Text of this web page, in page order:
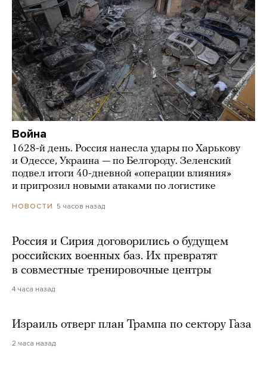
Война
1628-й день. Россия нанесла удары по Харькову
и Одессе, Украина — по Белгороду. Зеленский
подвел итоги 40-дневной «операции влияния»
и пригрозил новыми атаками по логистике
НОВОСТИ 5 часов назад
Россия и Сирия договорились о будущем
российских военных баз. Их превратят
в совместные тренировочные центры
4 часа назад
Израиль отверг план Трампа по сектору Газа
2 часа назад